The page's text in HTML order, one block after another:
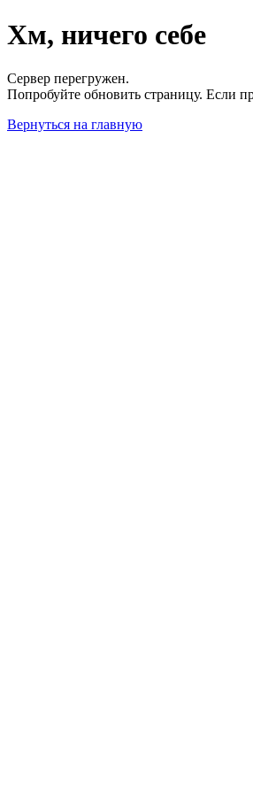
Хм, ничего себе
Сервер перегружен.
Попробуйте обновить страницу. Если
Вернуться на главную